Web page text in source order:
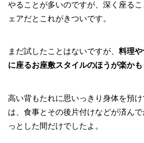
やることが多いのですが、深く座る
ェアだとこれがきついです。
まだ試したことはないですが、 料理
に座るお座敷スタイルのほうが楽かも
高い背もたれに思いっきり身体を預
は、食事とその後片付けなどが済ん
っとした間だけでしたよ。